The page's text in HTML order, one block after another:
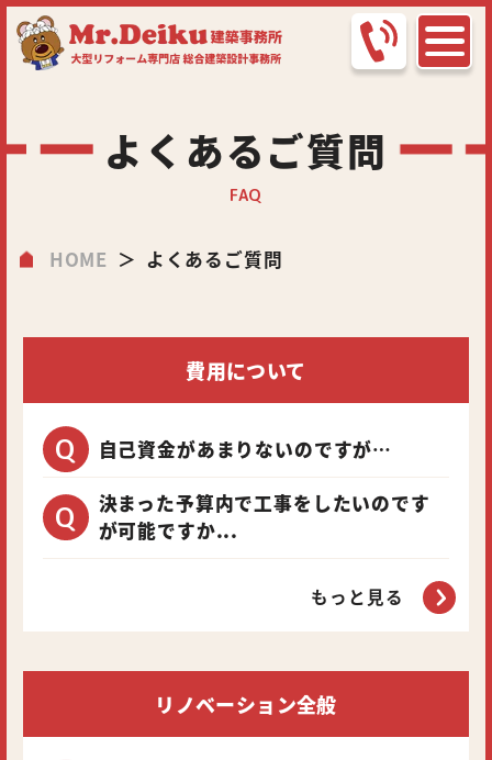
よくあるご質問
FAQ
HOME よくあるご質問
費用について
自己資金があまりないのですが…
決まった予算内で工事をしたいのです
が可能ですか...
もっと見る
リノベーション全般